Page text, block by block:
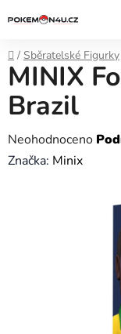
na
Domů
/ Sběratelské Figurky
MINIX
Brazil
Průměrné
hodnocení
Neohodnoceno
Značka: Minix